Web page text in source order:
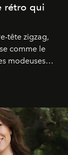
rétro qui
tête zigzag,
comme le
modeuses